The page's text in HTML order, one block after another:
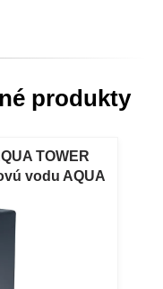
produkty
TOWER
vodu AQUA